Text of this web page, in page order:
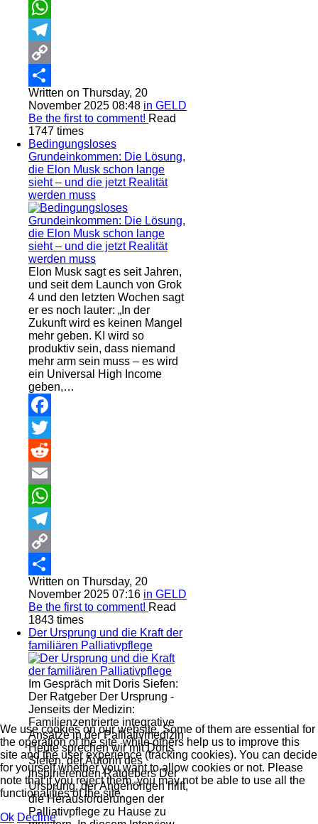
Email
WhatsApp
Telegram
Copy
Link
Share
Written on Thursday, 20
November 2025 08:48 in GELD
Be the first to comment! Read
1747 times
Bedingungsloses
Grundeinkommen: Die Lösung,
die Elon Musk schon lange
sieht – und die jetzt Realität
werden muss
Elon Musk sagt es seit Jahren,
und seit dem Launch von Grok
4 und den letzten Wochen sagt
er es noch lauter: „In der
Zukunft wird es keinen Mangel
mehr geben. KI wird so
produktiv sein, dass niemand
mehr arm sein muss – es wird
ein Universal High Income
geben,…
Facebook
Twitter
Reddit
Email
WhatsApp
Telegram
Copy
Link
Share
Written on Thursday, 20
November 2025 07:16 in GELD
Be the first to comment! Read
1843 times
Der Ursprung und die Kraft der
familiären Palliativpflege
Im Gespräch mit Doris Siefen:
Der Ratgeber Der Ursprung -
Jenseits der Medizin:
Familienzentrierte integrative
Ansätze in der Palliativmedizin
Heute sprechen wir mit Doris
Siefen, der Autorin des
inspirierenden Ratgebers Der
Ursprung, der Angehörigen hilft,
die Herausforderungen der
Palliativpflege zu Hause zu
We use cookies on our website. Some of them are essential for
the operation of the site, while others help us to improve this
site and the user experience (tracking cookies). You can decide
for yourself whether you want to allow cookies or not. Please
note that if you reject them, you may not be able to use all the
functionalities of the site.
Ok Decline